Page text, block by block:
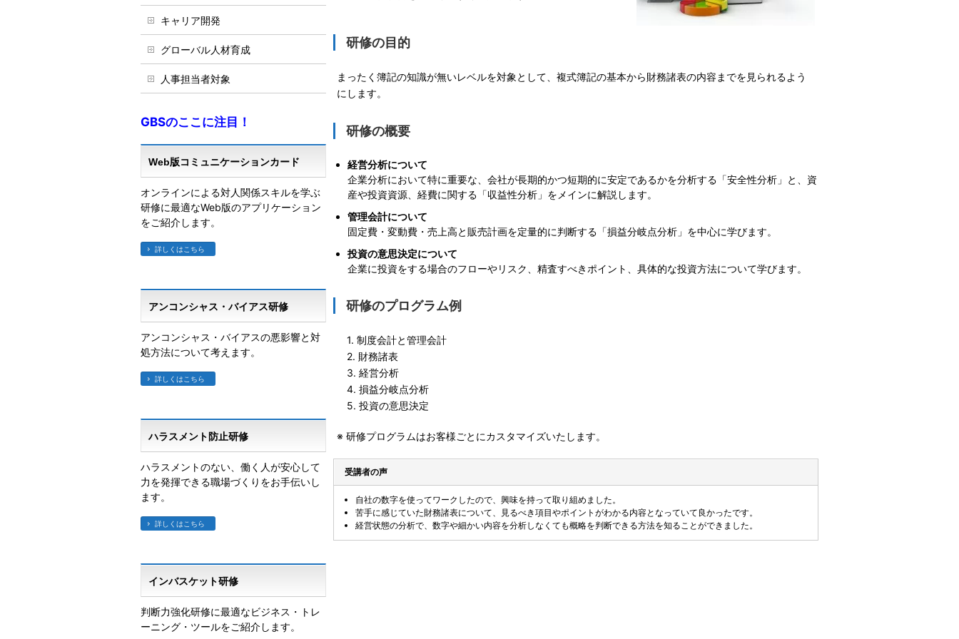
研修の目的
まったく簿記の知識が無いレベルを対象として、複式簿記の基本から財務諸表の内容までを見られるよう
にします。
研修の概要
経営分析について
企業分析において特に重要な、会社が長期的かつ短期的に安定であるかを分析する「安全性分析」と、資
産や投資資源、経費に関する「収益性分析」をメインに解説します。
管理会計について
固定費・変動費・売上高と販売計画を定量的に判断する「損益分岐点分析」を中心に学びます。
投資の意思決定について
企業に投資をする場合のフローやリスク、精査すべきポイント、具体的な投資方法について学びます。
研修のプログラム例
1. 制度会計と管理会計
2. 財務諸表
3. 経営分析
4. 損益分岐点分析
5. 投資の意思決定
※ 研修プログラムはお客様ごとにカスタマイズいたします。
受講者の声
自社の数字を使ってワークしたので、興味を持って取り組めました。
苦手に感じていた財務諸表について、見るべき項目やポイントがわかる内容となっていて良かったです。
経営状態の分析で、数字や細かい内容を分析しなくても概略を判断できる方法を知ることができました。
キャリア開発
グローバル人材育成
人事担当者対象
GBSのここに注目！
Web版コミュニケーションカード
オンラインによる対人関係スキルを学ぶ
研修に最適なWeb版のアプリケーション
をご紹介します。
詳しくはこちら
アンコンシャス・バイアス研修
アンコンシャス・バイアスの悪影響と対
処方法について考えます。
詳しくはこちら
ハラスメント防止研修
ハラスメントのない、働く人が安心して
力を発揮できる職場づくりをお手伝いし
ます。
詳しくはこちら
インバスケット研修
判断力強化研修に最適なビジネス・トレ
ーニング・ツールをご紹介します。